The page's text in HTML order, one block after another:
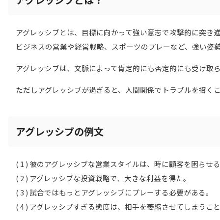
アグレッシブとは、目標に向かって強い意志で攻撃的に突き
ビジネスの営業や経営戦略、スポーツのプレーなど、強い姿
アグレッシブは、文脈によって肯定的にも否定的にも受け取
ただしアグレッシブが過ぎると、人間関係でトラブルを招くこ
アグレッシブの例文
( 1 ) 彼のアグレッシブな営業スタイルは、時に顧客を困らせる
( 2 ) アグレッシブな投資戦略で、大きな利益を得た。
( 3 ) 試合ではもっとアグレッシブにプレーする必要がある。
( 4 ) アグレッシブすぎる態度は、相手を萎縮させてしまうこと